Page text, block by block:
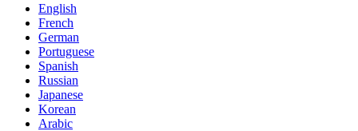
English
French
German
Portuguese
Spanish
Russian
Japanese
Korean
Arabic